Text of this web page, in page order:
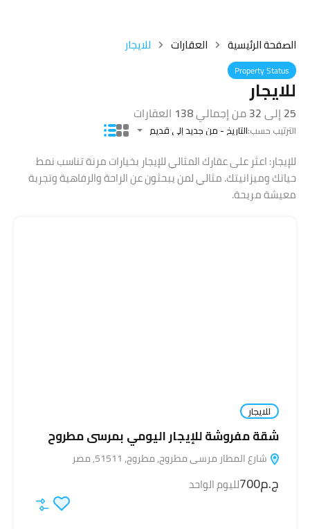
الصفحة الرئيسية العقارات للايجار
Property Status
للايجار
25إلى32من إجمالي138 العقارات
الترتيب حسب:التاريخ - من جديد إلى قديم
للإيجار: اعثر على عقارك المثالي للإيجار بخيارات مرنة تناسب نمط
حياتك وميزانيتك. مثالي لمن يبحثون عن الراحة والرفاهية وتجربة
معيشة مريحة.
للايجار
شقة مفروشة للإيجار اليومي بمرسى مطروح
شارع المطار مرسى مطروح, مطروح, 51511, مصر
ج.م700 لليوم الواحد